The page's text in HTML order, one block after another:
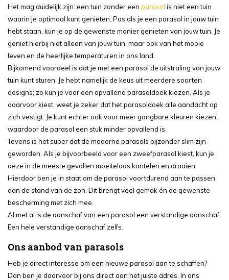
Het mag duidelijk zijn: een tuin zonder een parasol is niet een tuin
waarin je optimaal kunt genieten. Pas als je een parasol in jouw tuin
hebt staan, kun je op de gewenste manier genieten van jouw tuin. Je
geniet hierbij niet alleen van jouw tuin, maar ook van het mooie
leven en de heerlijke temperaturen in ons land.
Bijkomend voordeel is dat je met een parasol de uitstraling van jouw
tuin kunt sturen. Je hebt namelijk de keus uit meerdere soorten
designs; zo kun je voor een opvallend parasoldoek kiezen. Als je
daarvoor kiest, weet je zeker dat het parasoldoek alle aandacht op
zich vestigt. Je kunt echter ook voor meer gangbare kleuren kiezen,
waardoor de parasol een stuk minder opvallend is.
Tevens is het super dat de moderne parasols bijzonder slim zijn
geworden. Als je bijvoorbeeld voor een zweefparasol kiest, kun je
deze in de meeste gevallen moeiteloos kantelen en draaien.
Hierdoor ben je in staat om de parasol voortdurend aan te passen
aan de stand van de zon. Dit brengt veel gemak én de gewenste
bescherming met zich mee.
Al met al is de aanschaf van een parasol een verstandige aanschaf.
Een hele verstandige aanschaf zelfs.
Ons aanbod van parasols
Heb je direct interesse om een nieuwe parasol aan te schaffen?
Dan ben je daarvoor bij ons direct aan het juiste adres. In ons